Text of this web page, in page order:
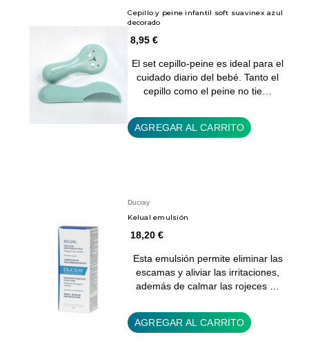
Cepillo y peine infantil soft suavinex azul
decorado
8,95 €
El set cepillo-peine es ideal para el
cuidado diario del bebé. Tanto el
cepillo como el peine no tie…
AGREGAR AL CARRITO
Ducray
Kelual emulsión
18,20 €
Esta emulsión permite eliminar las
escamas y aliviar las irritaciones,
además de calmar las rojeces …
AGREGAR AL CARRITO